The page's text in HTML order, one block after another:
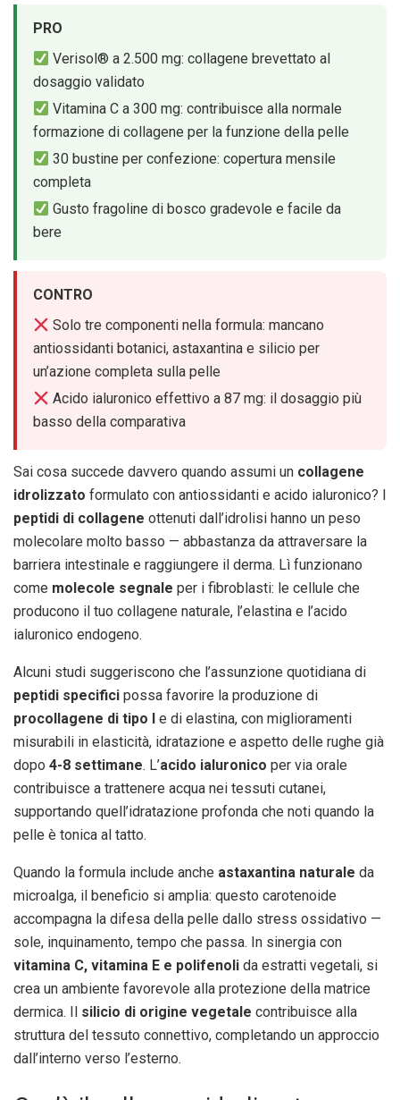
PRO
Verisol® a 2.500 mg: collagene brevettato al
dosaggio validato
Vitamina C a 300 mg: contribuisce alla normale
formazione di collagene per la funzione della pelle
30 bustine per confezione: copertura mensile
completa
Gusto fragoline di bosco gradevole e facile da
bere
CONTRO
Solo tre componenti nella formula: mancano
antiossidanti botanici, astaxantina e silicio per
un’azione completa sulla pelle
Acido ialuronico effettivo a 87 mg: il dosaggio più
basso della comparativa
Sai cosa succede davvero quando assumi un collagene
idrolizzato formulato con antiossidanti e acido ialuronico? I
peptidi di collagene ottenuti dall’idrolisi hanno un peso
molecolare molto basso — abbastanza da attraversare la
barriera intestinale e raggiungere il derma. Lì funzionano
come molecole segnale per i fibroblasti: le cellule che
producono il tuo collagene naturale, l’elastina e l’acido
ialuronico endogeno.
Alcuni studi suggeriscono che l’assunzione quotidiana di
peptidi specifici possa favorire la produzione di
procollagene di tipo I
e di elastina, con miglioramenti
misurabili in elasticità, idratazione e aspetto delle rughe già
dopo 4-8 settimane. L’acido ialuronico per via orale
contribuisce a trattenere acqua nei tessuti cutanei,
supportando quell’idratazione profonda che noti quando la
pelle è tonica al tatto.
Quando la formula include anche astaxantina naturale da
microalga, il beneficio si amplia: questo carotenoide
accompagna la difesa della pelle dallo stress ossidativo —
sole, inquinamento, tempo che passa. In sinergia con
vitamina C, vitamina E e polifenoli da estratti vegetali, si
crea un ambiente favorevole alla protezione della matrice
dermica. Il silicio di origine vegetale contribuisce alla
struttura del tessuto connettivo, completando un approccio
dall’interno verso l’esterno.